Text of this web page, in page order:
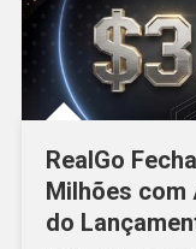
RealGo
Milhões com
do